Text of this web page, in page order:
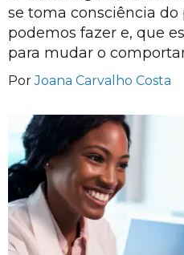
se toma consciência do
podemos fazer e, que
para mudar o
PorJoana Carvalho Costa